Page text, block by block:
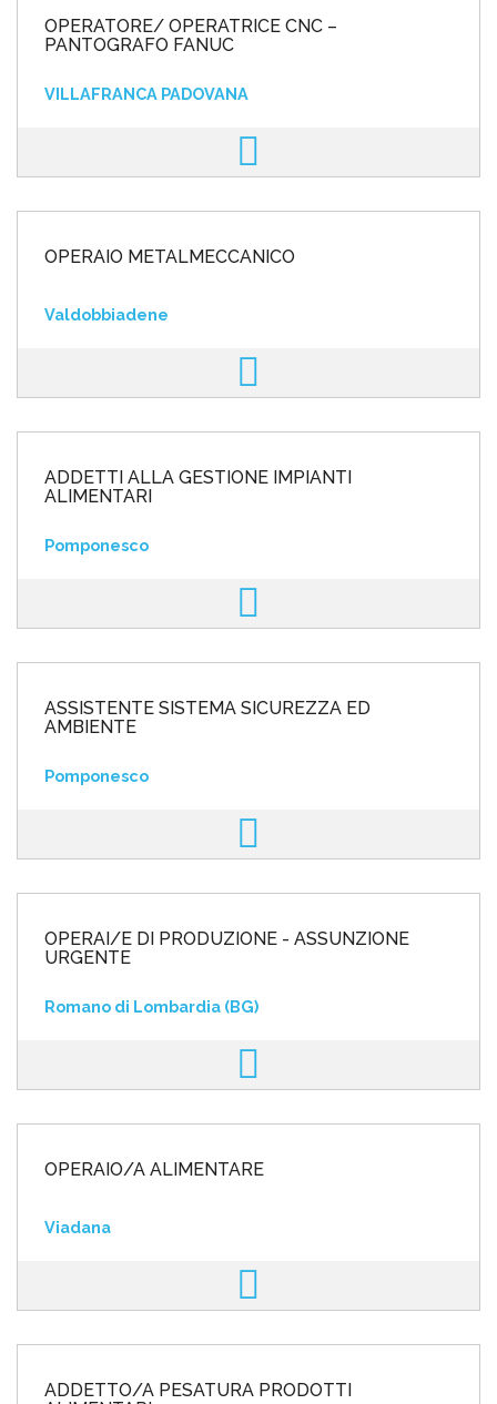
OPERATORE/ OPERATRICE CNC –
PANTOGRAFO FANUC
VILLAFRANCA PADOVANA
OPERAIO METALMECCANICO
Valdobbiadene
ADDETTI ALLA GESTIONE IMPIANTI
ALIMENTARI
Pomponesco
ASSISTENTE SISTEMA SICUREZZA ED
AMBIENTE
Pomponesco
OPERAI/E DI PRODUZIONE - ASSUNZIONE
URGENTE
Romano di Lombardia (BG)
OPERAIO/A ALIMENTARE
Viadana
ADDETTO/A PESATURA PRODOTTI